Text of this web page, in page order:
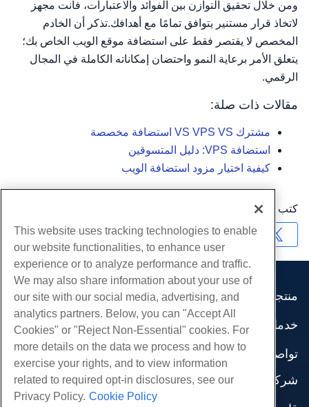
ومن خلال تحقيق التوازن بين الفوائد والاعتبارات، فأنت مجهز
لاتخاذ قرار مستنير يتوافق تمامًا مع أهدافك.تذكر أن الخادم
المخصص لا يقتصر فقط على استضافة موقع الويب الخاص بك؛
يتعلق الأمر برعاية النمو واحتضان إمكاناته الكاملة في المجال
الرقمي.
مقالات ذات صلة:
مشترك VS VPS VS استضافة مخصصة
استضافة VPS: دليل المتسوقين
كيفية اختيار مزود استضافة الويب
كتب بواسطة
نسخ URL
منتجات
استضافة الموقع
استضافة الأعمال
موزع استضافة
موزع العلامة البيضاء
إدارة لينكس VPS
خدمات
هجرات الموقع
تواصل اجتماعي
وثائق المنتج
شركة
This website uses tracking technologies to enable
our website functionalities, to enhance user
experience or to analyze performance and traffic.
We may also share information about your use of
our site with our social media, advertising, and
analytics partners. Below, you can "Accept All
Cookies" or "Reject Non-Essential" cookies. For
more details on the data we process and how to
exercise your rights, and to view information
related to required opt-in disclosures, see our
Privacy Policy. Cookie Policy